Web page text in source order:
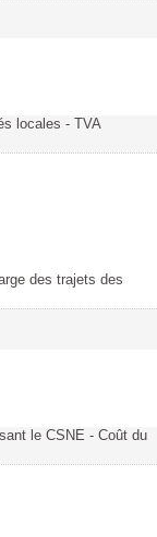
locales - TVA
des trajets des
le CSNE - Coût du